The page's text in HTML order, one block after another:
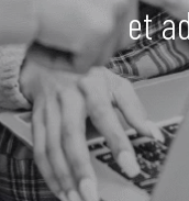
et